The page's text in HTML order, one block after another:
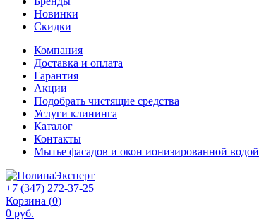
Новинки
Скидки
Компания
Доставка и оплата
Гарантия
Акции
Подобрать чистящие средства
Услуги клининга
Каталог
Контакты
Мытье фасадов и окон ионизированной водой
+7 (347) 272-37-25
Корзина (0)
0 руб.